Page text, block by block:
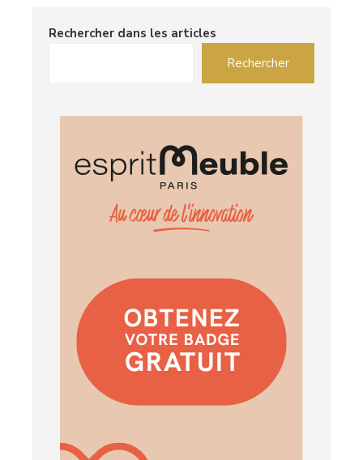
Rechercher dans les articles
Rechercher